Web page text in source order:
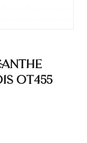
OT455